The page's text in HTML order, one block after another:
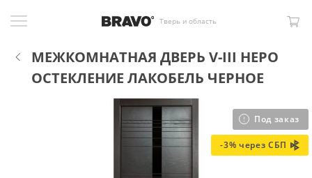
Тверь и область
МЕЖКОМНАТНАЯ ДВЕРЬ V-III НЕРО
ОСТЕКЛЕНИЕ ЛАКОБЕЛЬ ЧЕРНОЕ
Под заказ
-3% через СБП